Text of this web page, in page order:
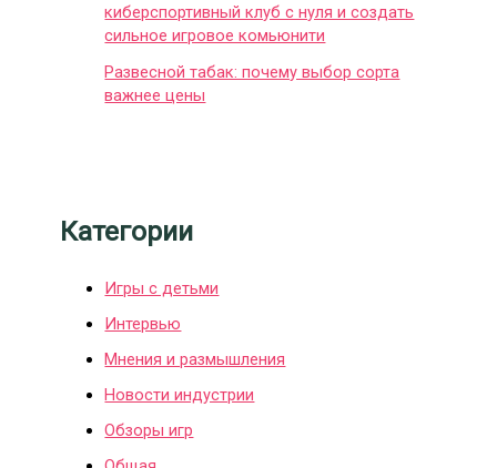
киберспортивный клуб с нуля и создать
сильное игровое комьюнити
Развесной табак: почему выбор сорта
важнее цены
Категории
Игры с детьми
Интервью
Мнения и размышления
Новости индустрии
Обзоры игр